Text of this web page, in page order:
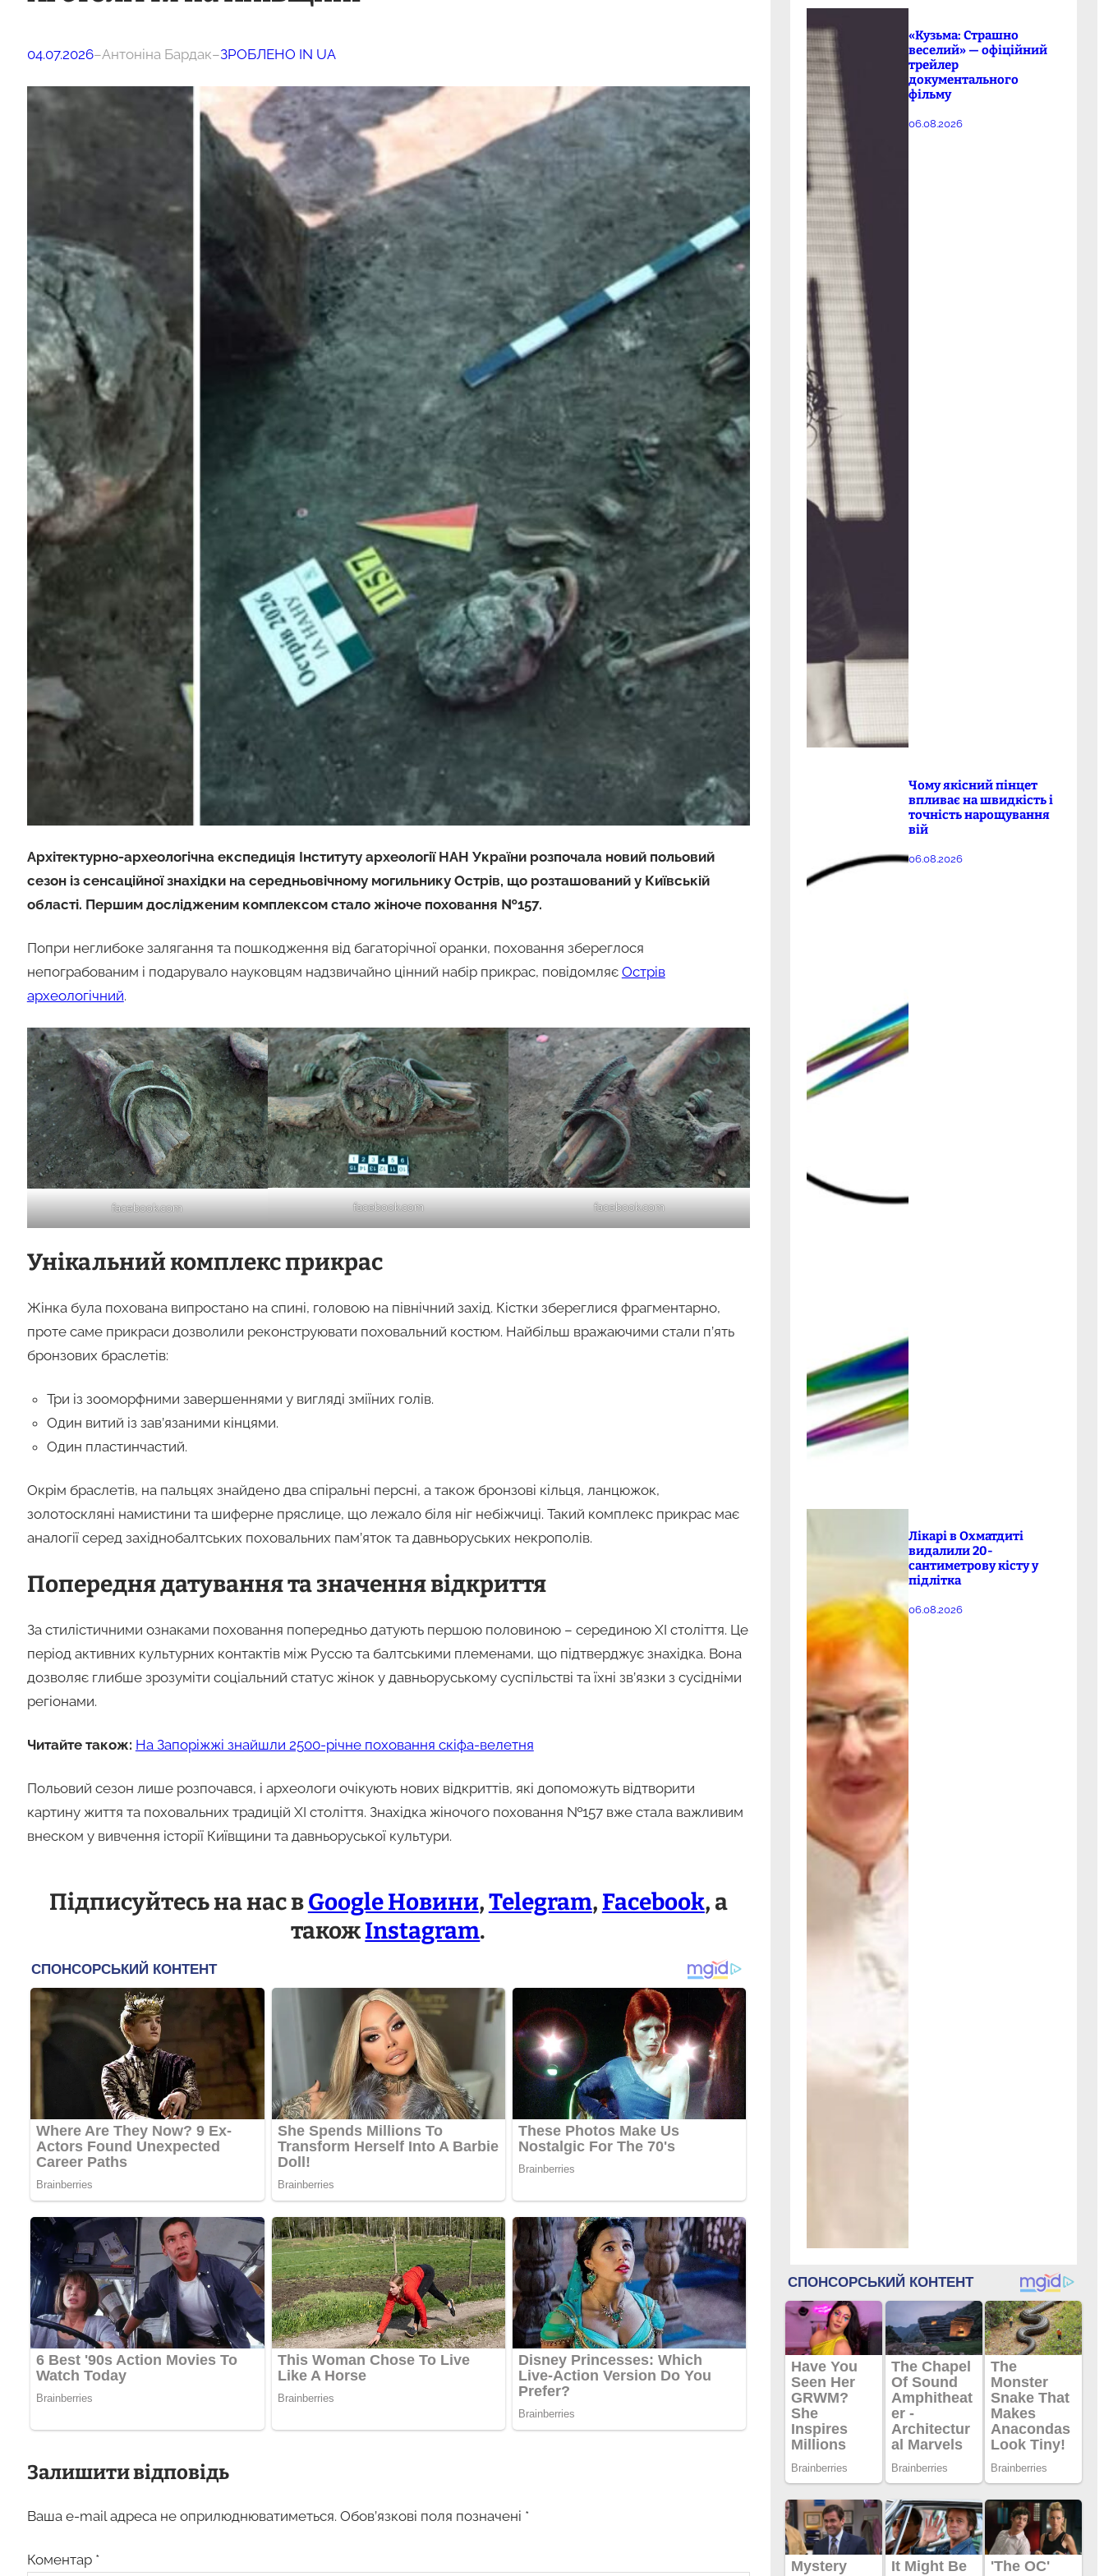
04.07.2026–Антоніна Бардак–ЗРОБЛЕНО IN UA
Архітектурно-археологічна експедиція Інституту археології НАН України розпочала новий польовий
сезон із сенсаційної знахідки на середньовічному могильнику Острів, що розташований у Київській
області. Першим дослідженим комплексом стало жіноче поховання №157.
Попри неглибоке залягання та пошкодження від багаторічної оранки, поховання збереглося
непограбованим і подарувало науковцям надзвичайно цінний набір прикрас, повідомляє Острів
археологічний.
facebook.com facebook.com facebook.com
Унікальний комплекс прикрас
Жінка була похована випростано на спині, головою на північний захід. Кістки збереглися фрагментарно,
проте саме прикраси дозволили реконструювати поховальний костюм. Найбільш вражаючими стали п’ять
бронзових браслетів:
Три із зооморфними завершеннями у вигляді зміїних голів.
Один витий із зав’язаними кінцями.
Один пластинчастий.
Окрім браслетів, на пальцях знайдено два спіральні персні, а також бронзові кільця, ланцюжок,
золотоскляні намистини та шиферне пряслице, що лежало біля ніг небіжчиці. Такий комплекс прикрас має
аналогії серед західнобалтських поховальних пам’яток та давньоруських некрополів.
Попередня датування та значення відкриття
За стилістичними ознаками поховання попередньо датують першою половиною – серединою XI століття. Це
період активних культурних контактів між Руссю та балтськими племенами, що підтверджує знахідка. Вона
дозволяє глибше зрозуміти соціальний статус жінок у давньоруському суспільстві та їхні зв’язки з сусідніми
регіонами.
Читайте також: На Запоріжжі знайшли 2500-річне поховання скіфа-велетня
Польовий сезон лише розпочався, і археологи очікують нових відкриттів, які допоможуть відтворити
картину життя та поховальних традицій XI століття. Знахідка жіночого поховання №157 вже стала важливим
внеском у вивчення історії Київщини та давньоруської культури.
Підписуйтесь на нас вGoogle Новини,Telegram, Facebook, а
такожInstagram.
Залишити відповідь
Ваша e-mail адреса не оприлюднюватиметься. Обов’язкові поля позначені *
Коментар *
«Кузьма: Страшно
веселий» — офіційний
трейлер
документального
фільму
06.08.2026
Чому якісний пінцет
впливає на швидкість і
точність нарощування
вій
06.08.2026
Лікарі в Охматдиті
видалили 20-
сантиметрову кісту у
підлітка
06.08.2026